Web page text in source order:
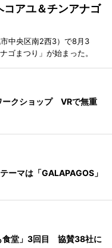
アユ＆チンアナゴ
中央区南2西3）で8月3
ゴまつり」が始まった。
ークショップ VRで無重
マは「GALAPAGOS」
食堂」3回目 協賛38社に